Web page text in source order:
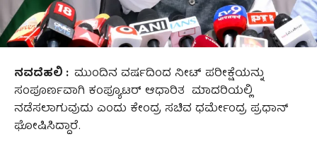
ನವದೆಹಲಿ : ಮುಂದಿನ ವರ್ಷದಿಂದ ನೀಟ್ ಪರೀಕ್ಷೆಯನ್ನು
ಸಂಪೂರ್ಣವಾಗಿ ಕಂಪ್ಯೂಟರ್ ಆಧಾರಿತ ಮಾದರಿಯಲ್ಲಿ
ನಡೆಸಲಾಗುವುದು ಎಂದು ಕೇಂದ್ರ ಸಚಿವ ಧರ್ಮೇಂದ್ರ ಪ್ರಧಾನ್
ಘೋಷಿಸಿದ್ದಾರೆ.